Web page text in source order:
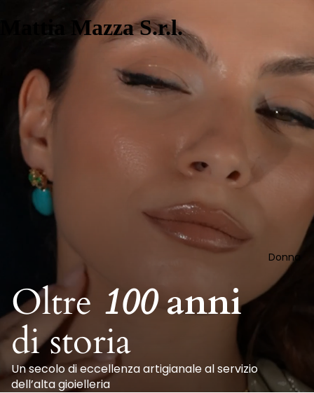
Mattia Mazza S.r.l.
Donna
Oltre 100anni
di storia
Un secolo di eccellenza artigianale al servizio
dell’alta gioielleria